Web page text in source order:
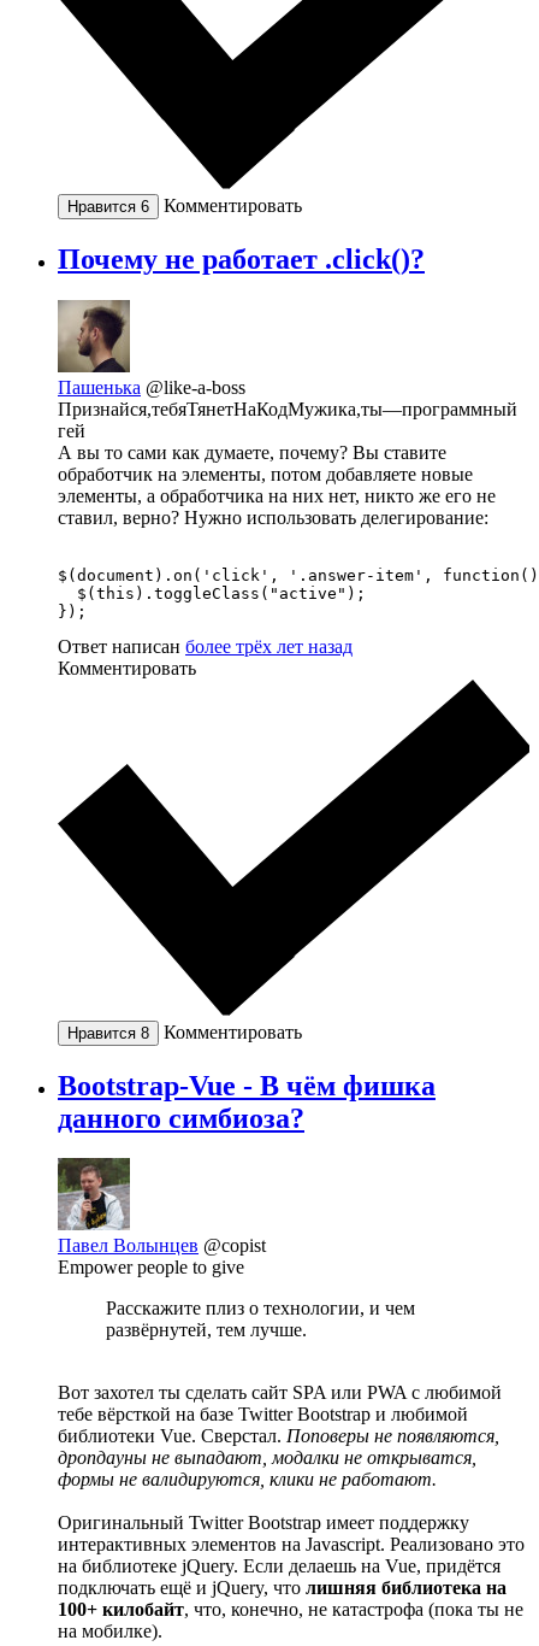
Нравится 6 Комментировать
Почему не работает .click()?
Пашенька @like-a-boss
Признайся,тебяТянетНаКодМужика,ты—программный
гей
А вы то сами как думаете, почему? Вы ставите
обработчик на элементы, потом добавляете новые
элементы, а обработчика на них нет, никто же его не
ставил, верно? Нужно использовать делегирование:
$(document).on('click', '.answer-item',
  $(this).toggleClass("active");
});
Ответ написан более трёх лет назад
Комментировать
Нравится 8 Комментировать
Bootstrap-Vue - В чём фишка
данного симбиоза?
Павел Волынцев @copist
Empower people to give
Расскажите плиз о технологии, и чем
развёрнутей, тем лучше.
Вот захотел ты сделать сайт SPA или PWA с любимой
тебе вёрсткой на базе Twitter Bootstrap и любимой
библиотеки Vue. Сверстал. Поповеры не появляются,
дропдауны не выпадают, модалки не открыватся,
формы не валидируются, клики не работают.
Оригинальный Twitter Bootstrap имеет поддержку
интерактивных элементов на Javascript. Реализовано это
на библиотеке jQuery. Если делаешь на Vue, придётся
подключать ещё и jQuery, что лишняя библиотека на
100+ килобайт, что, конечно, не катастрофа (пока ты не
на мобилке).